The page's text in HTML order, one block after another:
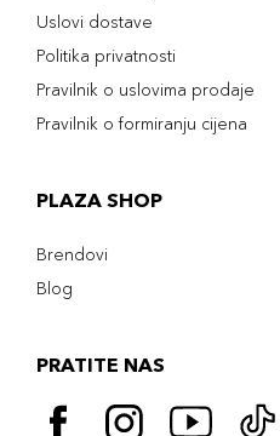
Uslovi dostave
Politika privatnosti
Pravilnik o uslovima prodaje
Pravilnik o formiranju cijena
PLAZA SHOP
Brendovi
Blog
PRATITE NAS